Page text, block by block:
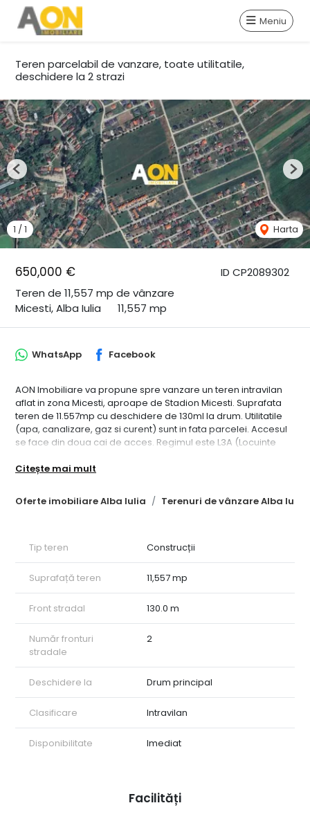
Meniu
Teren parcelabil de vanzare, toate utilitatile,
deschidere la 2 strazi
ID CP2089302
650,000 €
Teren de 11,557 mp de vânzare
Micesti, Alba Iulia
11,557 mp
1 /1 Harta
Previous
Oferte imobiliare Alba Iulia Terenuri de vânzare Alba Iulia
WhatsApp Facebook
AON Imobiliare va propune spre vanzare un teren intravilan
aflat in zona Micesti, aproape de Stadion Micesti. Suprafata
teren de 11.557mp cu deschidere de 130ml la drum. Utilitatile
(apa, canalizare, gaz si curent) sunt in fata parcelei. Accesul
se face din doua cai de acces. Regimul este L3A (Locuinte
P+1+M), ideal pentru parcelare. Pentru mai multe detalii va
Citește mai mult
Tip teren Construcții
Suprafață teren 11,557 mp
Front stradal 130.0 m
Număr fronturi
stradale
2
Deschidere la Drum principal
Clasificare Intravilan
Disponibilitate Imediat
Facilități